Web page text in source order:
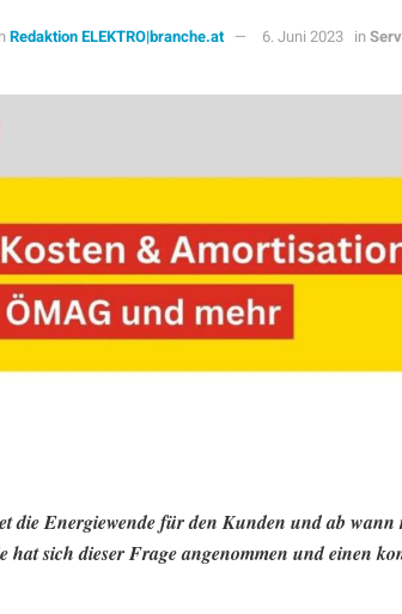
Redaktion ELEKTRO|branche.at 6. Juni 2023 in
die Energiewende für den Kunden und ab
hat sich dieser Frage angenommen und einen